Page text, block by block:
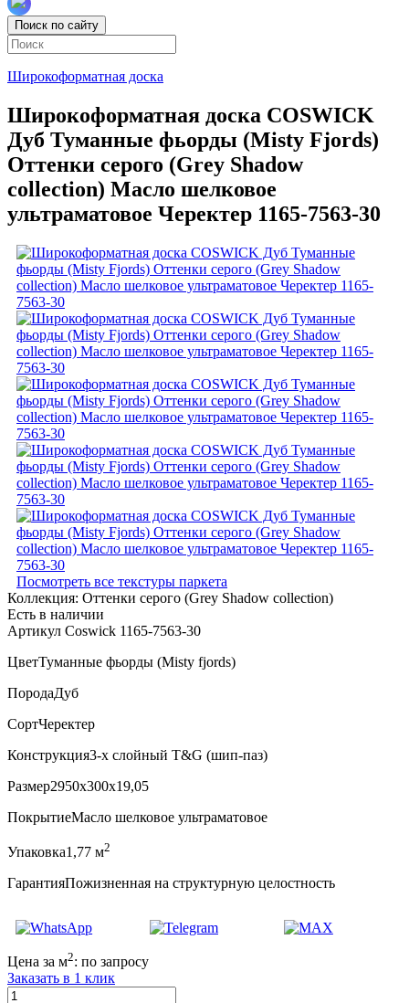
Поиск по сайту
Широкоформатная доска
Широкоформатная доска COSWICK
Дуб Туманные фьорды (Misty Fjords)
Оттенки серого (Grеy Shadow
collection) Масло шелковое
ультраматовое Черектер 1165-7563-30
Посмотреть все текстуры паркета
Коллекция: Оттенки серого (Grеy Shadow collection)
Есть в наличии
Артикул Coswick 1165-7563-30
ЦветТуманные фьорды (Misty fjords)
ПородаДуб
СортЧеректер
Конструкция3-х слойный T&G (шип-паз)
Размер2950x300x19,05
ПокрытиеМасло шелковое ультраматовое
Упаковка1,77 м2
ГарантияПожизненная на структурную целостность
Цена за м2: по запросу
Заказать в 1 клик
Количество